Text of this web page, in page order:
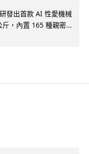
發出首款 AI 性愛機械
，內置 165 種親密...